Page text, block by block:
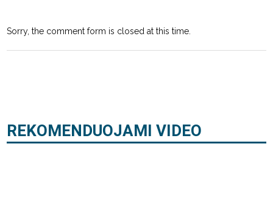
Sorry, the comment form is closed at this time.
REKOMENDUOJAMI VIDEO